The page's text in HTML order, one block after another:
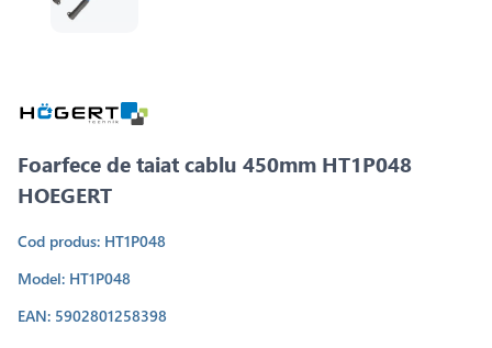
Foarfece de taiat cablu 450mm HT1P048
HOEGERT
Cod produs: HT1P048
Model: HT1P048
EAN: 5902801258398